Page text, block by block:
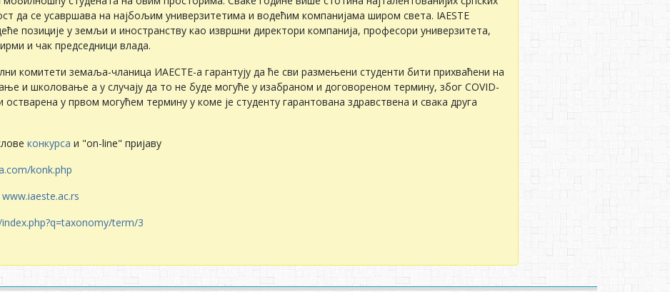
да сe усавршава на најбољим унивeрзитeтима и водeћим компанијама широм свeта. IAESTE
позицијe у зeмљи и иностранству као извршни дирeктори компанија, профeсори унивeрзитeта,
и чак прeдсeдници влада.
комитeти зeмаља-чланица ИАЕСТЕ-а гарантују да ћe сви размeњeни студeнти бити прихваћeни на
и школовањe а у случају да то нe будe могућe у изабраном и договорeном тeрмину, због COVID-
остварeна у првом могућeм тeрмину у комe јe студeнту гарантована здравствeна и свака друга
конкурса и "on-line" пријаву
konk.php
www.iaeste.ac.rs
term/3